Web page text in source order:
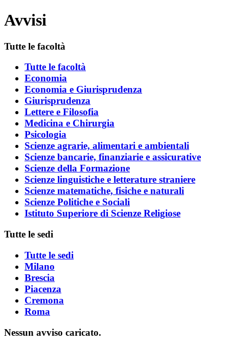
Avvisi
Tutte le facoltà
Tutte le facoltà
Economia
Economia e Giurisprudenza
Giurisprudenza
Lettere e Filosofia
Medicina e Chirurgia
Psicologia
Scienze agrarie, alimentari e ambientali
Scienze bancarie, finanziarie e assicurative
Scienze della Formazione
Scienze linguistiche e letterature straniere
Scienze matematiche, fisiche e naturali
Scienze Politiche e Sociali
Istituto Superiore di Scienze Religiose
Tutte le sedi
Tutte le sedi
Milano
Brescia
Piacenza
Cremona
Roma
Nessun avviso caricato.